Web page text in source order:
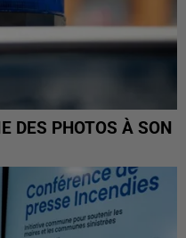
DES PHOTOS À SON